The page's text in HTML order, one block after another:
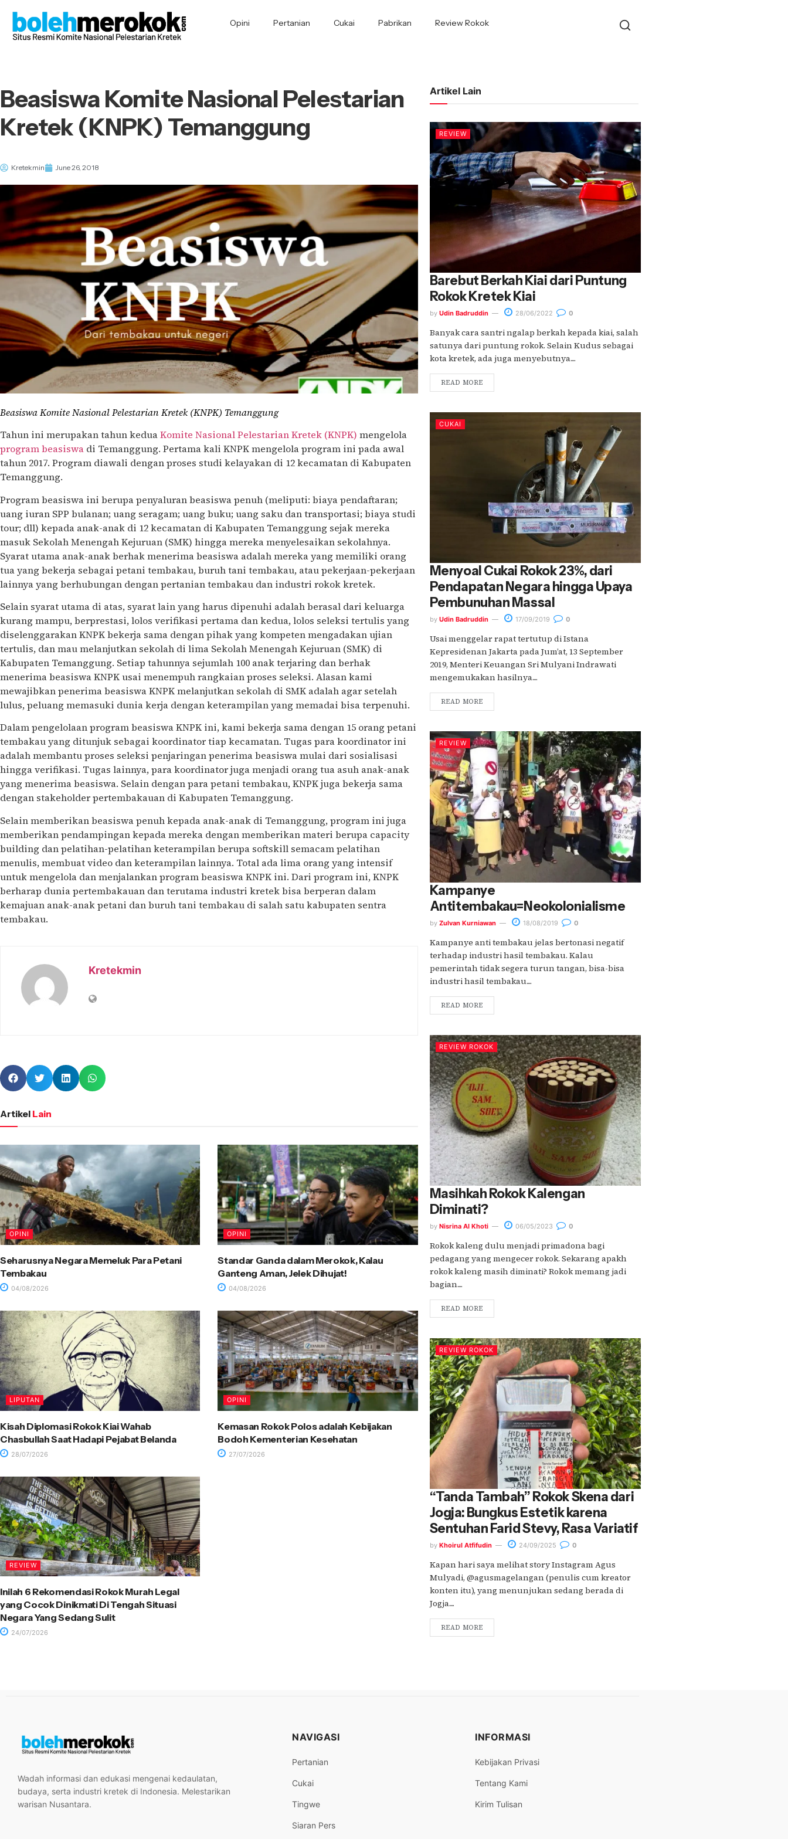
Opini Pertanian Cukai Pabrikan Review Rokok
Beasiswa Komite Nasional Pelestarian
Kretek (KNPK) Temanggung
Kretekmin June 26, 2018
Beasiswa Komite Nasional Pelestarian Kretek (KNPK) Temanggung
Tahun ini merupakan tahun keduaKomite Nasional Pelestarian Kretek (KNPK) mengelola
program beasiswa di Temanggung. Pertama kali KNPK mengelola program ini pada awal
tahun 2017. Program diawali dengan proses studi kelayakan di 12 kecamatan di Kabupaten
Temanggung.
Program beasiswa ini berupa penyaluran beasiswa penuh (meliputi: biaya pendaftaran;
uang iuran SPP bulanan; uang seragam; uang buku; uang saku dan transportasi; biaya studi
tour; dll) kepada anak-anak di 12 kecamatan di Kabupaten Temanggung sejak mereka
masuk Sekolah Menengah Kejuruan (SMK) hingga mereka menyelesaikan sekolahnya.
Syarat utama anak-anak berhak menerima beasiswa adalah mereka yang memiliki orang
tua yang bekerja sebagai petani tembakau, buruh tani tembakau, atau pekerjaan-pekerjaan
lainnya yang berhubungan dengan pertanian tembakau dan industri rokok kretek.
Selain syarat utama di atas, syarat lain yang harus dipenuhi adalah berasal dari keluarga
kurang mampu, berprestasi, lolos verifikasi pertama dan kedua, lolos seleksi tertulis yang
diselenggarakan KNPK bekerja sama dengan pihak yang kompeten mengadakan ujian
tertulis, dan mau melanjutkan sekolah di lima Sekolah Menengah Kejuruan (SMK) di
Kabupaten Temanggung. Setiap tahunnya sejumlah 100 anak terjaring dan berhak
menerima beasiswa KNPK usai menempuh rangkaian proses seleksi. Alasan kami
mewajibkan penerima beasiswa KNPK melanjutkan sekolah di SMK adalah agar setelah
lulus, peluang memasuki dunia kerja dengan keterampilan yang memadai bisa terpenuhi.
Dalam pengelolaan program beasiswa KNPK ini, kami bekerja sama dengan 15 orang petani
tembakau yang ditunjuk sebagai koordinator tiap kecamatan. Tugas para koordinator ini
adalah membantu proses seleksi penjaringan penerima beasiswa mulai dari sosialisasi
hingga verifikasi. Tugas lainnya, para koordinator juga menjadi orang tua asuh anak-anak
yang menerima beasiswa. Selain dengan para petani tembakau, KNPK juga bekerja sama
dengan stakeholder pertembakauan di Kabupaten Temanggung.
Selain memberikan beasiswa penuh kepada anak-anak di Temanggung, program ini juga
memberikan pendampingan kepada mereka dengan memberikan materi berupa capacity
building dan pelatihan-pelatihan keterampilan berupa softskill semacam pelatihan
menulis, membuat video dan keterampilan lainnya. Total ada lima orang yang intensif
untuk mengelola dan menjalankan program beasiswa KNPK ini. Dari program ini, KNPK
berharap dunia pertembakauan dan terutama industri kretek bisa berperan dalam
kemajuan anak-anak petani dan buruh tani tembakau di salah satu kabupaten sentra
tembakau.
Kretekmin
Artikel Lain
OPINI
Seharusnya Negara Memeluk Para Petani
Tembakau
04/08/2026
OPINI
Standar Ganda dalam Merokok, Kalau
Ganteng Aman, Jelek Dihujat!
04/08/2026
LIPUTAN
Kisah Diplomasi Rokok Kiai Wahab
Chasbullah Saat Hadapi Pejabat Belanda
28/07/2026
OPINI
Kemasan Rokok Polos adalah Kebijakan
Bodoh Kementerian Kesehatan
27/07/2026
REVIEW
Inilah 6 Rekomendasi Rokok Murah Legal
yang Cocok Dinikmati Di Tengah Situasi
Negara Yang Sedang Sulit
24/07/2026
Artikel Lain
REVIEW
Barebut Berkah Kiai dari Puntung
Rokok Kretek Kiai
by Udin Badruddin 28/06/2022 0
Banyak cara santri ngalap berkah kepada kiai, salah
satunya dari puntung rokok. Selain Kudus sebagai
kota kretek, ada juga menyebutnya....
READ MORE
CUKAI
Menyoal Cukai Rokok 23%, dari
Pendapatan Negara hingga Upaya
Pembunuhan Massal
by Udin Badruddin 17/09/2019 0
Usai menggelar rapat tertutup di Istana
Kepresidenan Jakarta pada Jum’at, 13 September
2019, Menteri Keuangan Sri Mulyani Indrawati
mengemukakan hasilnya....
READ MORE
REVIEW
Kampanye
Antitembakau=Neokolonialisme
by Zulvan Kurniawan 18/08/2019 0
Kampanye anti tembakau jelas bertonasi negatif
terhadap industri hasil tembakau. Kalau
pemerintah tidak segera turun tangan, bisa-bisa
industri hasil tembakau....
READ MORE
REVIEW ROKOK
Masihkah Rokok Kalengan
Diminati?
by Nisrina Al Khoti 06/05/2023 0
Rokok kaleng dulu menjadi primadona bagi
pedagang yang mengecer rokok. Sekarang apakh
rokok kaleng masih diminati? Rokok memang jadi
bagian....
READ MORE
REVIEW ROKOK
“Tanda Tambah” Rokok Skena dari
Jogja: Bungkus Estetik karena
Sentuhan Farid Stevy, Rasa Variatif
by Khoirul Atfifudin 24/09/2025 0
Kapan hari saya melihat story Instagram Agus
Mulyadi, @agusmagelangan (penulis cum kreator
konten itu), yang menunjukan sedang berada di
Jogja....
READ MORE
Wadah informasi dan edukasi mengenai kedaulatan,
budaya, serta industri kretek di Indonesia. Melestarikan
warisan Nusantara.
NAVIGASI
Pertanian
Cukai
Tingwe
Siaran Pers
INFORMASI
Kebijakan Privasi
Tentang Kami
Kirim Tulisan